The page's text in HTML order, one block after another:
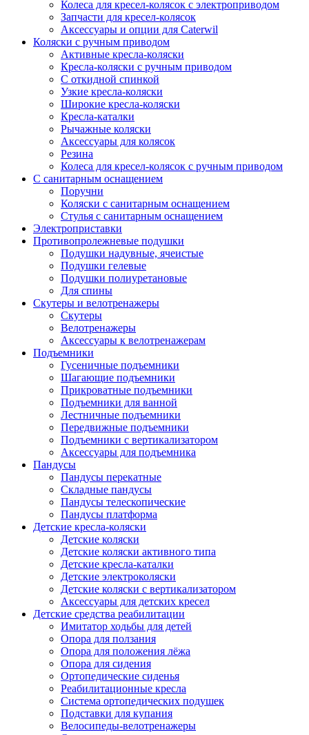
Колеса для кресел-колясок с электроприводом
Запчасти для кресел-колясок
Аксессуары и опции для Caterwil
Коляски с ручным приводом
Активные кресла-коляски
Кресла-коляски с ручным приводом
С откидной спинкой
Узкие кресла-коляски
Широкие кресла-коляски
Кресла-каталки
Рычажные коляски
Аксессуары для колясок
Резина
Колеса для кресел-колясок с ручным приводом
С санитарным оснащением
Поручни
Коляски с санитарным оснащением
Стулья с санитарным оснащением
Электроприставки
Противопролежневые подушки
Подушки надувные, ячеистые
Подушки гелевые
Подушки полиуретановые
Для спины
Скутеры и велотренажеры
Скутеры
Велотренажеры
Аксессуары к велотренажерам
Подъемники
Гусеничные подъемники
Шагающие подъемники
Прикроватные подъемники
Подъемники для ванной
Лестничные подъемники
Передвижные подъемники
Подъемники с вертикализатором
Аксессуары для подъемника
Пандусы
Пандусы перекатные
Складные пандусы
Пандусы телескопические
Пандусы платформа
Детские кресла-коляски
Детские коляски
Детские коляски активного типа
Детские кресла-каталки
Детские электроколяски
Детские коляски с вертикализатором
Аксессуары для детских кресел
Детские средства реабилитации
Имитатор ходьбы для детей
Опора для ползания
Опора для положения лёжа
Опора для сидения
Ортопедические сиденья
Реабилитационные кресла
Система ортопедических подушек
Подставки для купания
Велосипеды-велотренажеры